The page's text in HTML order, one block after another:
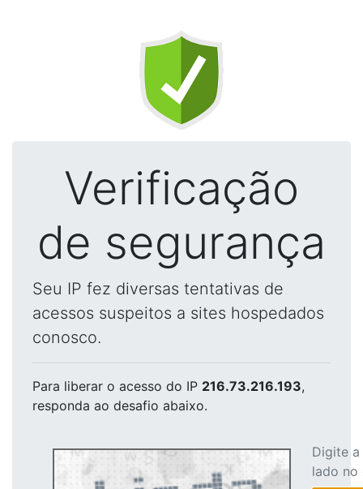
Verificação
de segurança
Seu IP fez diversas tentativas de
acessos suspeitos a sites hospedados
conosco.
Para liberar o acesso do IP 216.73.216.193,
responda ao desafio abaixo.
Digite
lado no